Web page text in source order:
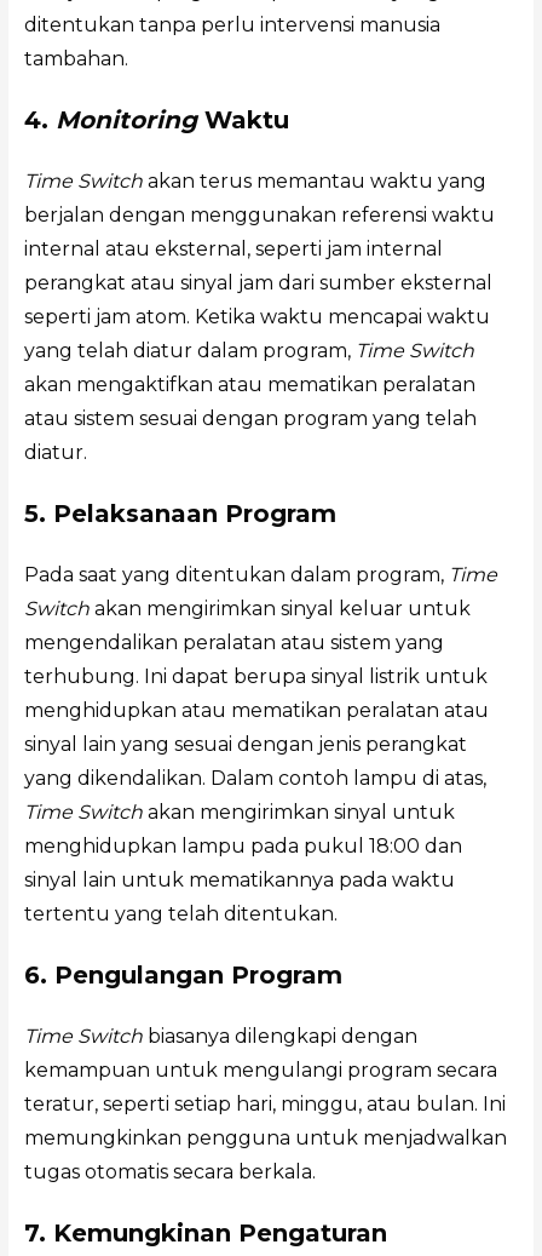
ditentukan tanpa perlu intervensi manusia
tambahan.
4. MonitoringWaktu
Time Switchakan terus memantau waktu yang
berjalan dengan menggunakan referensi waktu
internal atau eksternal, seperti jam internal
perangkat atau sinyal jam dari sumber eksternal
seperti jam atom. Ketika waktu mencapai waktu
yang telah diatur dalam program, Time Switch
akan mengaktifkan atau mematikan peralatan
atau sistem sesuai dengan program yang telah
diatur.
5. Pelaksanaan Program
Pada saat yang ditentukan dalam program, Time
Switchakan mengirimkan sinyal keluar untuk
mengendalikan peralatan atau sistem yang
terhubung. Ini dapat berupa sinyal listrik untuk
menghidupkan atau mematikan peralatan atau
sinyal lain yang sesuai dengan jenis perangkat
yang dikendalikan. Dalam contoh lampu di atas,
Time Switchakan mengirimkan sinyal untuk
menghidupkan lampu pada pukul 18:00 dan
sinyal lain untuk mematikannya pada waktu
tertentu yang telah ditentukan.
6. Pengulangan Program
Time Switchbiasanya dilengkapi dengan
kemampuan untuk mengulangi program secara
teratur, seperti setiap hari, minggu, atau bulan. Ini
memungkinkan pengguna untuk menjadwalkan
tugas otomatis secara berkala.
7. Kemungkinan Pengaturan